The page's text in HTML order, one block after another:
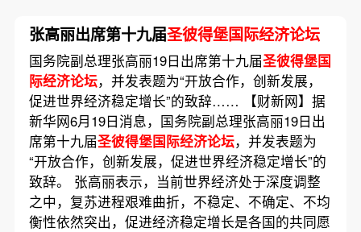
张高丽出席第十九届圣彼得堡国际经济论坛
国务院副总理张高丽19日出席第十九届圣彼得堡国
际经济论坛，并发表题为“开放合作，创新发展，
促进世界经济稳定增长”的致辞…… 【财新网】据
新华网6月19日消息，国务院副总理张高丽19日出
席第十九届圣彼得堡国际经济论坛，并发表题为
“开放合作，创新发展，促进世界经济稳定增长”的
致辞。 张高丽表示，当前世界经济处于深度调整
之中，复苏进程艰难曲折，不稳定、不确定、不均
衡性依然突出，促进经济稳定增长是各国的共同愿